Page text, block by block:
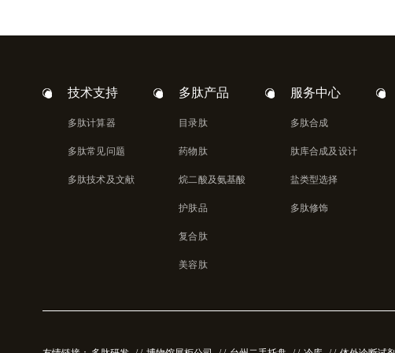
技术支持
多肽计算器
多肽常见问题
多肽技术及文献
多肽产品
目录肽
药物肽
烷二酸及氨基酸
护肤品
复合肽
美容肽
服务中心
多肽合成
肽库合成及设计
盐类型选择
多肽修饰